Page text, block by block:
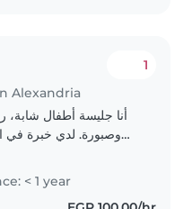
Alexandria
1
أنا جليسة أطفال شابة،
وصبورة. لدي خبرة في
مرحلة ما قبل المدرسة
لدي مهارات في
< 1 year